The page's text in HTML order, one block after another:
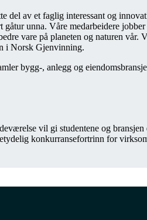
del av et faglig interessant og
unna. Våre medarbeidere
vare på planeten og naturen vår.
i Norsk Gjenvinning.
bygg-, anlegg og
vil gi studentene og
konkurransefortrinn for